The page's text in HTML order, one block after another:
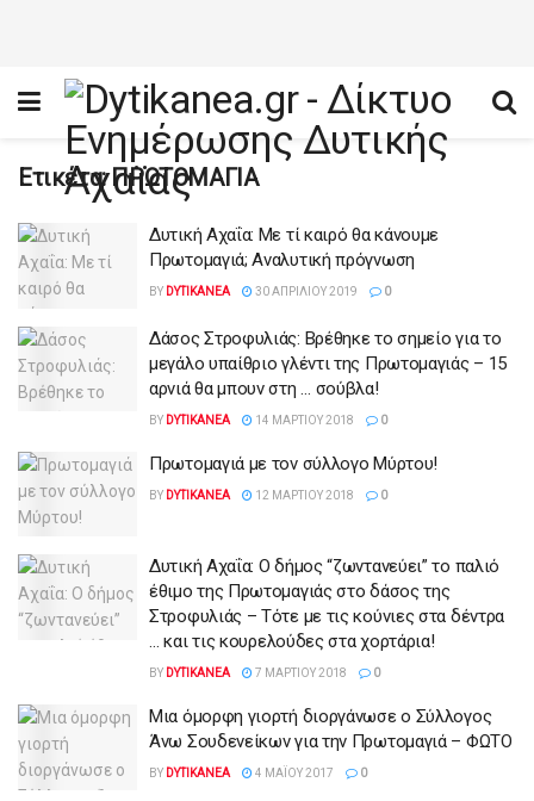
Ετικέτα:ΠΡΩΤΟΜΑΓΙΑ
Δυτική Αχαΐα: Με τί καιρό θα κάνουμε
Πρωτομαγιά; Αναλυτική πρόγνωση
BY DYTIKANEA 30 ΑΠΡΙΛΊΟΥ 2019 0
Δάσος Στροφυλιάς: Βρέθηκε το σημείο για το
μεγάλο υπαίθριο γλέντι της Πρωτομαγιάς – 15
αρνιά θα μπουν στη … σούβλα!
BY DYTIKANEA 14 ΜΑΡΤΊΟΥ 2018 0
Πρωτομαγιά με τον σύλλογο Μύρτου!
BY DYTIKANEA 12 ΜΑΡΤΊΟΥ 2018 0
Δυτική Αχαΐα: Ο δήμος “ζωντανεύει” το παλιό
έθιμο της Πρωτομαγιάς στο δάσος της
Στροφυλιάς – Τότε με τις κούνιες στα δέντρα
… και τις κουρελούδες στα χορτάρια!
BY DYTIKANEA 7 ΜΑΡΤΊΟΥ 2018 0
Μια όμορφη γιορτή διοργάνωσε ο Σύλλογος
Άνω Σουδενείκων για την Πρωτομαγιά – ΦΩΤΟ
BY DYTIKANEA 4 ΜΑΪ́ΟΥ 2017 0